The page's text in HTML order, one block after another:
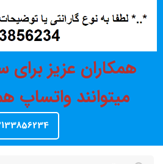
همکاران عزیز
میتوانند واتساپ